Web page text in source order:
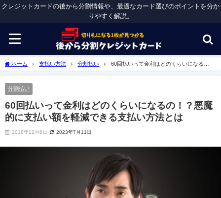
クレジットカードの後から分割情報や、最適なカード選びのポイントを分か
りやすく解説。
ホーム 支払い方法 分割払い
60回払いって金利はどのくらいになる
分割払い
60回払いって金利はどのくらいになるの！？悪魔
的に支払い額を軽減できる支払い方法とは
2018年12月6日 2023年7月11日